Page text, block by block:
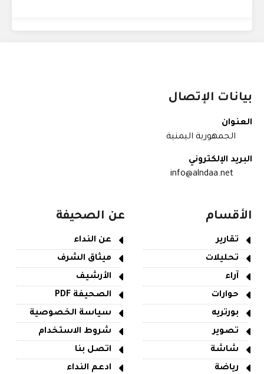
بيانات الإتصال
العنوان
الجمهورية اليمنية
البريد الإلكتروني
info@alndaa.net
الأقسام
تقارير
تحليلات
آراء
حوارات
بورتريه
تصوير
شاشة
رياضة
عن الصحيفة
عن النداء
ميثاق الشرف
الأرشيف
الصحيفة PDF
سياسة الخصوصية
شروط الاستخدام
اتصل بنا
ادعم النداء